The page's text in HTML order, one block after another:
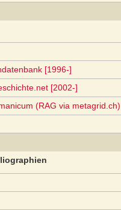
[1996-]
[2002-]
(RAG via